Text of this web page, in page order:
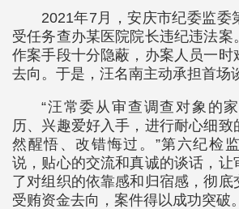
2021年7月，安庆市纪委监委
受任务查办某医院院长违纪违法案
作案手段十分隐蔽，办案人员一时
去向。于是，汪名南主动承担首场
“汪常委从审查调查对象的
历、兴趣爱好入手，进行耐心细致
然醒悟、改错悔过。”第六纪检
说，贴心的交流和真诚的谈话，让
了对组织的依靠感和归宿感，彻底
受贿资金去向，案件得以成功突破。